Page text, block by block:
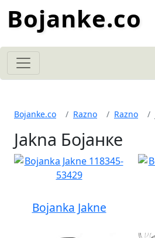
Bojanke.co
Bojanke.co Razno Razno
Jakna Бојанке
Bojanka Jakne